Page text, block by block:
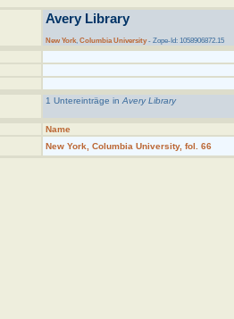
Avery Library
New York, Columbia University- Zope-Id: 1058906872.15
1 Untereinträge in Avery Library
Name
New York, Columbia University, fol. 66